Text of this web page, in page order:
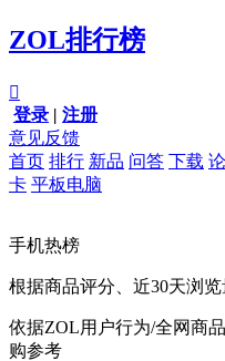
ZOL排行榜

登录 | 注册
意见反馈
首页 排行 新品 问答 下载
卡 平板电脑
手机热榜
根据商品评分、近30天浏
依据ZOL用户行为/全网商
购参考